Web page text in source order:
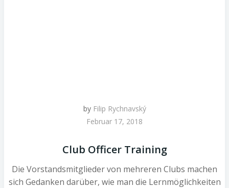
by Filip Rychnavský
Februar 17, 2018
Club Officer Training
Die Vorstandsmitglieder von mehreren Clubs machen
sich Gedanken darüber, wie man die Lernmöglichkeiten